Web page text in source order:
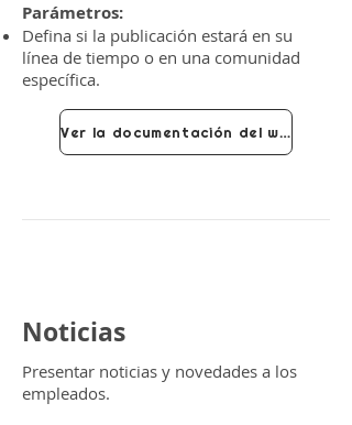
Parámetros:
Defina si la publicación estará en su
línea de tiempo o en una comunidad
específica.
Ver la documentación del widget
Noticias
Presentar noticias y novedades a los
empleados.